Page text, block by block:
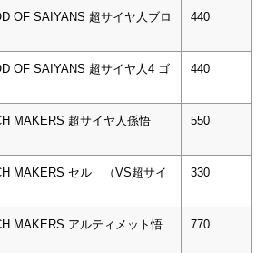
OF SAIYANS 超サイヤ人ブロ
440
OF SAIYANS 超サイヤ人4 ゴ
440
MAKERS 超サイヤ人孫悟
550
MAKERS セル （VS超サイ
330
MAKERS アルティメット悟
770